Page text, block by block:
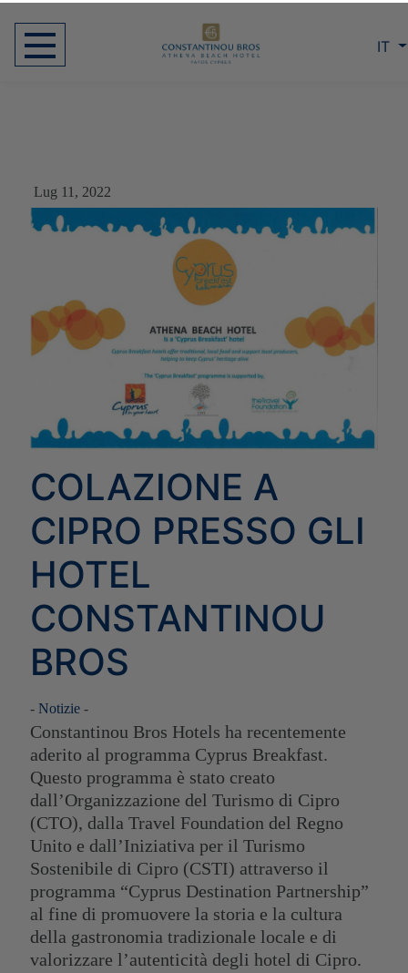
IT
Lug 11, 2022
COLAZIONE A
CIPRO PRESSO GLI
HOTEL
CONSTANTINOU
BROS
- Notizie -
Constantinou Bros Hotels ha recentemente
aderito al programma Cyprus Breakfast.
Questo programma è stato creato
dall’Organizzazione del Turismo di Cipro
(CTO), dalla Travel Foundation del Regno
Unito e dall’Iniziativa per il Turismo
Sostenibile di Cipro (CSTI) attraverso il
programma “Cyprus Destination Partnership”
al fine di promuovere la storia e la cultura
della gastronomia tradizionale locale e di
valorizzare l’autenticità degli hotel di Cipro.